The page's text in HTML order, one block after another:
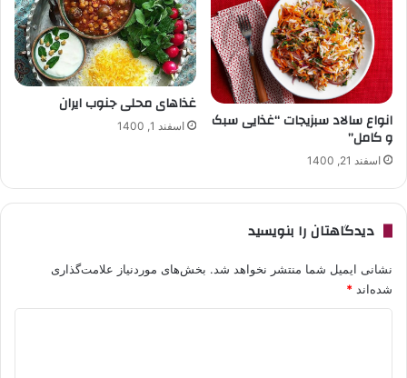
انواع سالاد سبزیجات “غذایی سبک
و کامل”
اسفند 21, 1400
غذاهای محلی جنوب ایران
اسفند 1, 1400
دیدگاهتان را بنویسید
نشانی ایمیل شما منتشر نخواهد شد. بخش‌های موردنیاز علامت‌گذاری
شده‌اند *